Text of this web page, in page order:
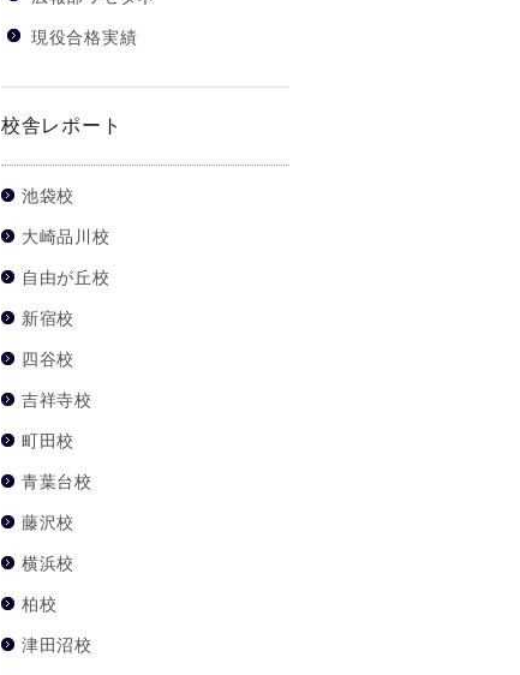
現役合格実績
校舎レポート
池袋校
大崎品川校
自由が丘校
新宿校
四谷校
吉祥寺校
町田校
青葉台校
藤沢校
横浜校
柏校
津田沼校